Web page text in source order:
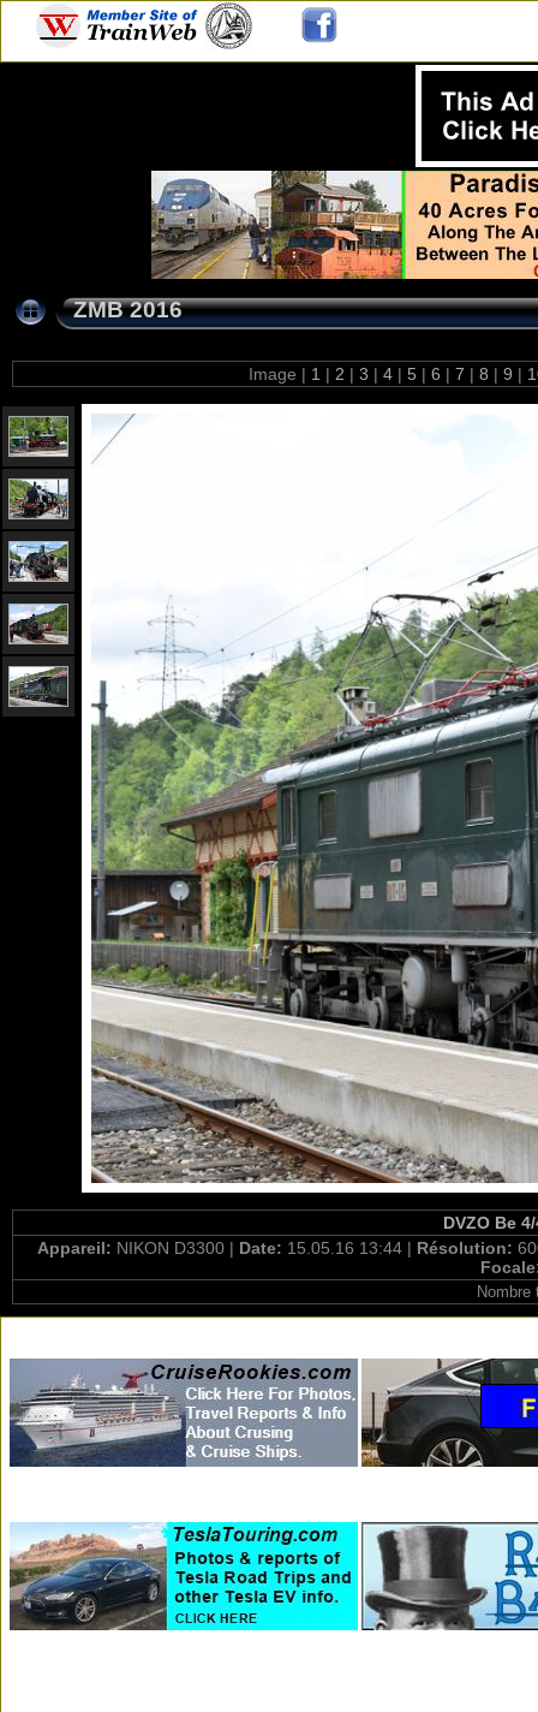
ZMB 2016
Image | 1 | 2 | 3 | 4 | 5 | 6 | 7 | 8 | 9 |
DVZO Be
Appareil: NIKON D3300 | Date: 15.05.16 13:44 | Résolution: